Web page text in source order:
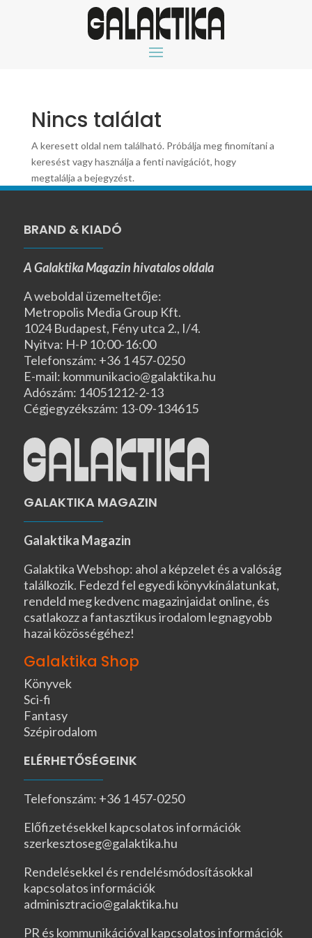
Nincs találat
A keresett oldal nem található. Próbálja meg finomítani a
keresést vagy használja a fenti navigációt, hogy
megtalálja a bejegyzést.
BRAND & KIADÓ
A Galaktika Magazin hivatalos oldala
A weboldal üzemeltetője:
Metropolis Media Group Kft.
1024 Budapest, Fény utca 2., I/4.
Nyitva: H-P 10:00-16:00
Telefonszám: +36 1 457-0250
E-mail: kommunikacio@galaktika.hu
Adószám: 14051212-2-13
Cégjegyzékszám: 13-09-134615
GALAKTIKA MAGAZIN
Galaktika Magazin
Galaktika Webshop: ahol a képzelet és a valóság
találkozik. Fedezd fel egyedi könyvkínálatunkat,
rendeld meg kedvenc magazinjaidat online, és
csatlakozz a fantasztikus irodalom legnagyobb
hazai közösségéhez!
Galaktika Shop
Könyvek
Sci-fi
Fantasy
Szépirodalom
ELÉRHETŐSÉGEINK
Telefonszám: +36 1 457-0250
Előfizetésekkel kapcsolatos információk
szerkesztoseg@galaktika.hu
Rendelésekkel és rendelésmódosításokkal
kapcsolatos információk
adminisztracio@galaktika.hu
PR és kommunikációval kapcsolatos információk